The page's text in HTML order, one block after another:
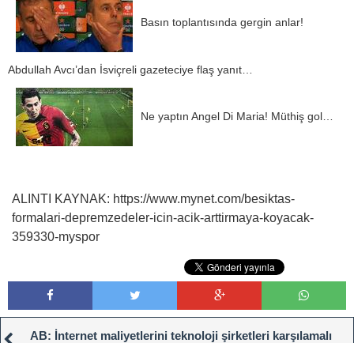
Basın toplantısında gergin anlar!
Abdullah Avcı’dan İsviçreli gazeteciye flaş yanıt…
Ne yaptın Angel Di Maria! Müthiş gol…
ALINTI KAYNAK: https://www.mynet.com/besiktas-
formalari-depremzedeler-icin-acik-arttirmaya-koyacak-
359330-myspor
AB: İnternet maliyetlerini teknoloji şirketleri karşılamalı